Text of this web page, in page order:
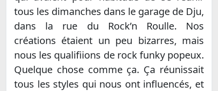
tous les dimanches dans le garage de Dju,
dans la rue du Rock’n Roulle. Nos
créations étaient un peu bizarres, mais
nous les qualifiions de rock funky popeux.
Quelque chose comme ça. Ça réunissait
tous les styles qui nous ont influencés, et